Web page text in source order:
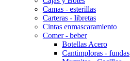
Camas - esterillas
Carteras - libretas
Cintas enmascaramiento
Comer - beber
Botellas Acero
Cantimploras - fundas